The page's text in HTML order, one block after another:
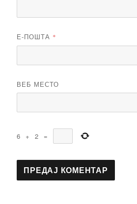
Е-ПОШТА *
ВЕБ МЕСТО
6 + 2 =